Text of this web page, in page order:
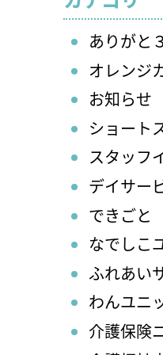
ありがと
オレンジ
お知らせ
ショート
スタッフ
デイサー
できごと
なでしこ
ふれあい
わんユニ
介護保険